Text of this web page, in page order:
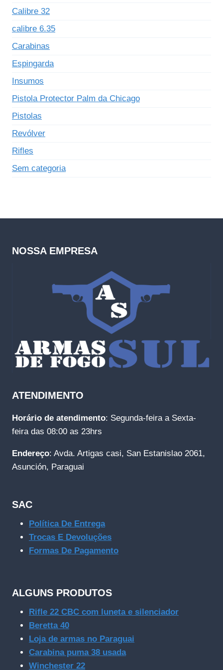
Calibre 32
calibre 6.35
Carabinas
Espingarda
Insumos
Pistola Protector Palm da Chicago
Pistolas
Revólver
Rifles
Sem categoria
NOSSA EMPRESA
ATENDIMENTO
Horário de atendimento: Segunda-feira a Sexta-
feira das 08:00 as 23hrs
Endereço: Avda. Artigas casi, San Estanislao 2061,
Asunción, Paraguai
SAC
Política De Entrega
Trocas E Devoluções
Formas De Pagamento
ALGUNS PRODUTOS
Rifle 22 CBC com luneta e silenciador
Beretta 40
Loja de armas no Paraguai
Carabina puma 38 usada
Winchester 22